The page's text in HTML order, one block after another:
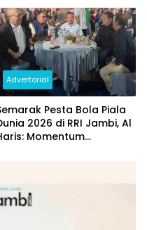
Miliar
Advertorial
Pesta Bola Piala
2026 di RRI Jambi, Al
Momentum